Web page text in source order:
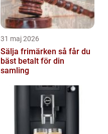
31 maj 2026
Sälja frimärken så får du
bäst betalt för din
samling